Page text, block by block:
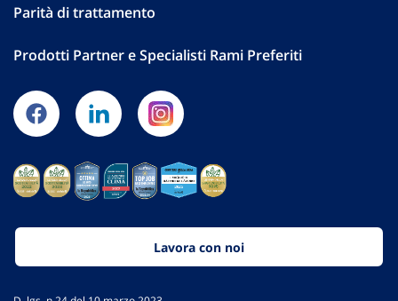
Parità di trattamento
Prodotti Partner e Specialisti Rami Preferiti
Lavora con noi